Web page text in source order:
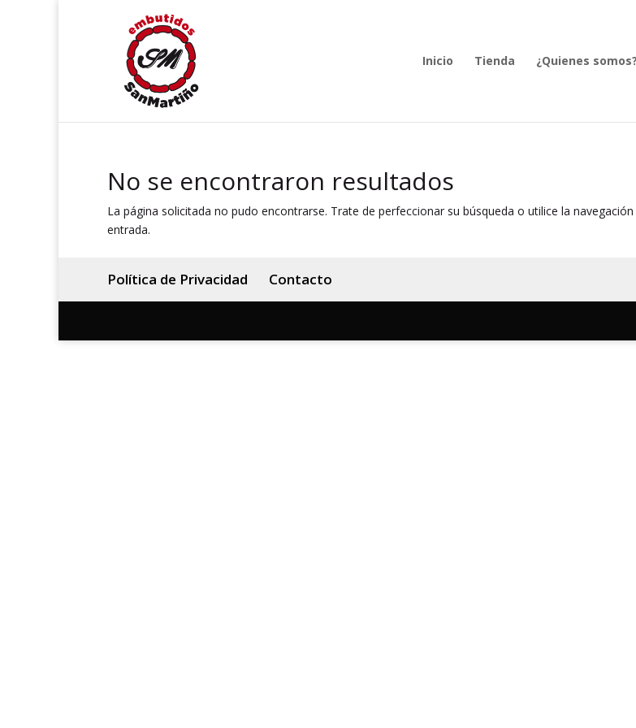
Inicio Tienda ¿Quienes somos?
No se encontraron resultados
La página solicitada no pudo encontrarse. Trate de perfeccionar su búsqueda o utilice la
entrada.
Política de Privacidad Contacto